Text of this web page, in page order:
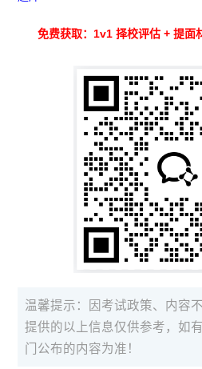
免费获取：1v1 择校评估 + 提面
温馨提示：因考试政策、内容
提供的以上信息仅供参考，如
门公布的内容为准！